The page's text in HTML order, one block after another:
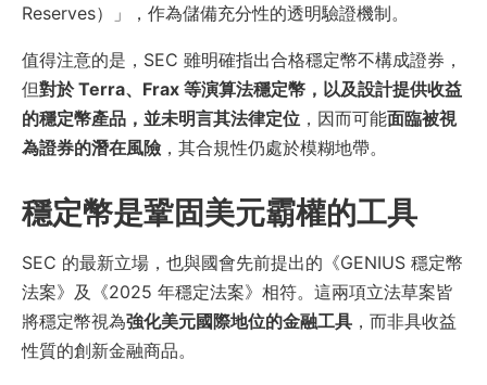
Reserves）」，作為儲備充分性的透明驗證機制。
值得注意的是，SEC 雖明確指出合格穩定幣不構成證券，
但對於 Terra、Frax 等演算法穩定幣，以及設計提供收益
的穩定幣產品，並未明言其法律定位 ，因而可能面臨被視
為證券的潛在風險 ，其合規性仍處於模糊地帶。
穩定幣是鞏固美元霸權的工具
SEC 的最新立場，也與國會先前提出的《GENIUS 穩定幣
法案》及《2025 年穩定法案》相符。這兩項立法草案皆
將穩定幣視為強化美元國際地位的金融工具 ，而非具收益
性質的創新金融商品。